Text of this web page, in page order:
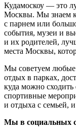
Кудамоскоу — это
Москвы. Мы знаем
с парнем или
события, музеи и
и их родителей,
места Москвы,
Мы советуем
отдых в парках,
куда можно сходить
спортивные
и отдыха с семьей,
Мы в социальных